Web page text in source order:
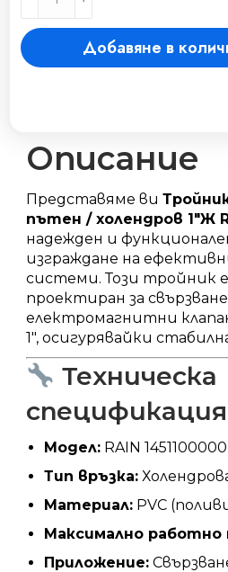
клапани
2-
пътен
количество
Добавяне в
Описание
Представяме ви
пътен / холендров 1″Ж
надежден и
изграждане на
системи. Този тройник
проектиран за
електромагнитни
1″, осигурявайки
Техническа
Модел: RAIN 1451100000
Тип връзка:
Материал: PVC
Максимално работно
Приложение: